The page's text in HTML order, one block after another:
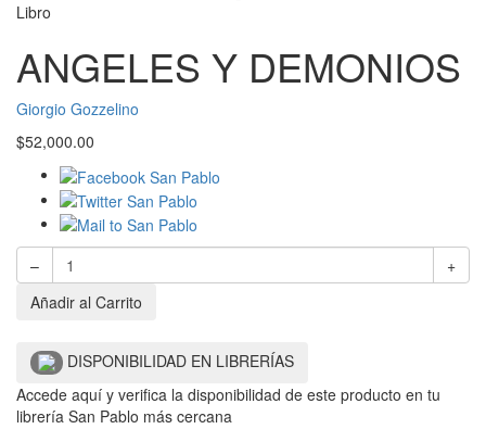
Libro
ANGELES Y DEMONIOS
Giorgio Gozzelino
$52,000.00
–
+
Añadir al Carrito
DISPONIBILIDAD EN LIBRERÍAS
Accede aquí y verifica la disponibilidad de este producto en tu
librería San Pablo más cercana